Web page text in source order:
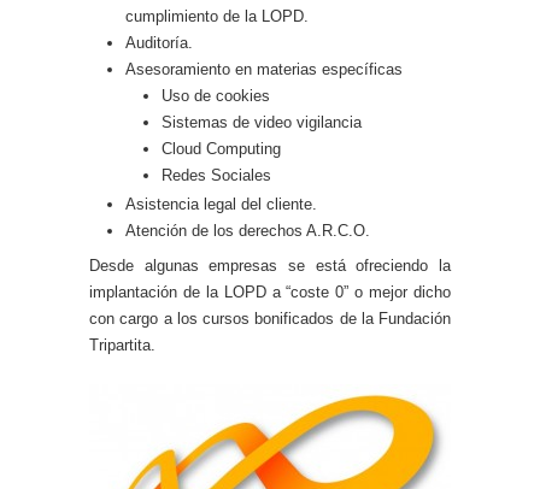
cumplimiento de la LOPD.
Auditoría.
Asesoramiento en materias específicas
Uso de cookies
Sistemas de video vigilancia
Cloud Computing
Redes Sociales
Asistencia legal del cliente.
Atención de los derechos A.R.C.O.
Desde algunas empresas se está ofreciendo la
implantación de la LOPD a “coste 0” o mejor dicho
con cargo a los cursos bonificados de la Fundación
Tripartita.